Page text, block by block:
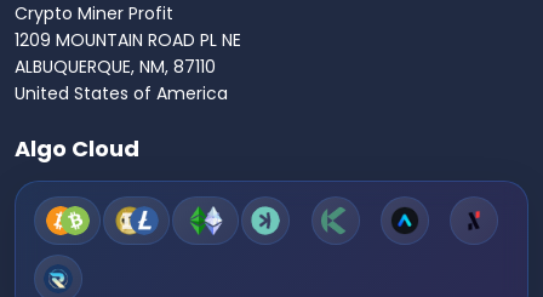
Crypto Miner Profit
1209 MOUNTAIN ROAD PL NE
ALBUQUERQUE, NM, 87110
United States of America
Algo Cloud